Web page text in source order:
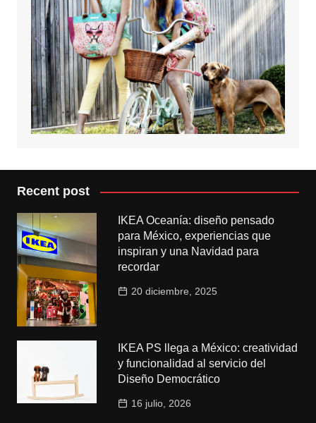
Recent post
IKEA Oceanía: diseño pensado
para México, experiencias que
inspiran y una Navidad para
recordar
20 diciembre, 2025
IKEA PS llega a México: creatividad
y funcionalidad al servicio del
Diseño Democrático
16 julio, 2026